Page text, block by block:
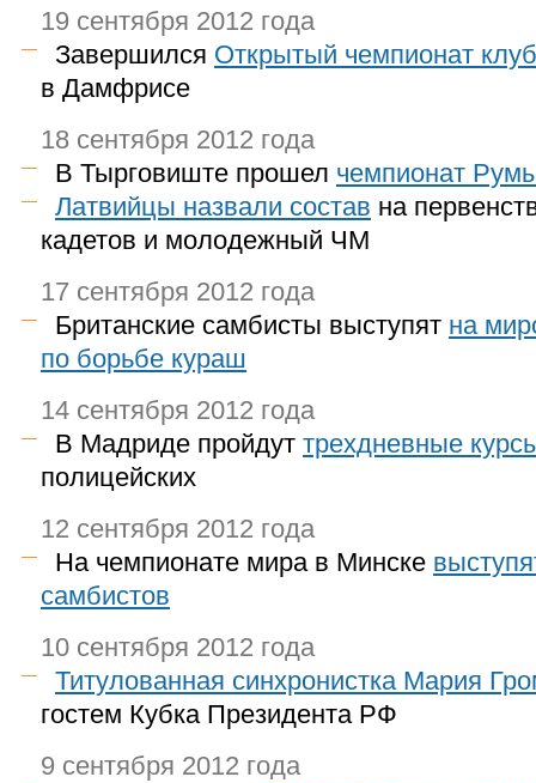
19 сентября 2012 года
Завершился Открытый чемпионат
в Дамфрисе
18 сентября 2012 года
В Тырговиште прошел чемпионат
Латвийцы назвали состав на
кадетов и молодежный ЧМ
17 сентября 2012 года
Британские самбисты выступят на
по борьбе кураш
14 сентября 2012 года
В Мадриде пройдут трехдневные
полицейских
12 сентября 2012 года
На чемпионате мира в Минске
самбистов
10 сентября 2012 года
Титулованная синхронистка Мария
гостем Кубка Президента РФ
9 сентября 2012 года